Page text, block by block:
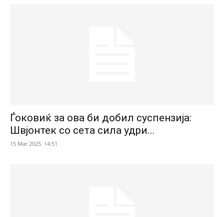
Ѓоковиќ за ова би добил суспензија:
Швјонтек со сета сила удри...
15 Mar 2025. 14:51